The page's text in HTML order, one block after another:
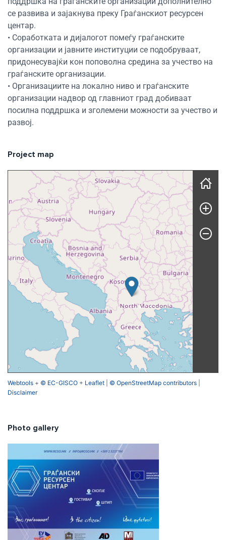
се развива и зајакнува преку Граѓанскиот ресурсен
центар.
• Соработката и дијалогот помеѓу граѓанските
организации и јавните институции се подобруваат,
придонесувајќи кон поповолна средина за учество на
граѓанските организации.
• Организациите на локално ниво и граѓанските
организации надвор од главниот град добиваат
посилна поддршка и зголемени можности за учество и
развој.
Project map
Skip map
Webtools + © EC-GISCO + Leaflet © OpenStreetMap contributors
Disclaimer
Photo gallery